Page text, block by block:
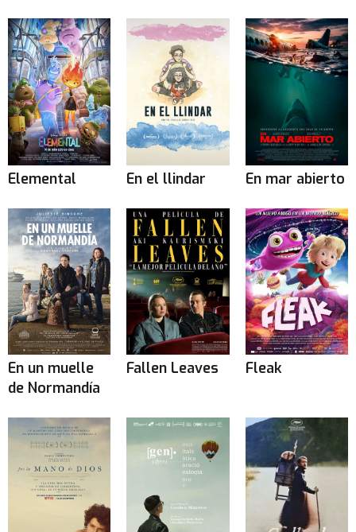
Elemental En el llindar En mar abierto
En un muelle
de Normandía
Fallen Leaves Fleak